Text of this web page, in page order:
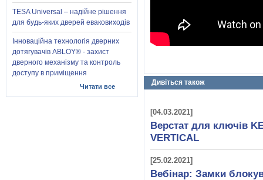
Дивіться також
[04.03.2021]
Верстат для ключів
VERTICAL
[25.02.2021]
Вебінар: Замки
TESA Universal – надійне рішення
для будь-яких дверей еваковиходів
Інноваційна технологія дверних
дотягувачів ABLOY® - захист
дверного механізму та контроль
доступу в приміщення
Читати все